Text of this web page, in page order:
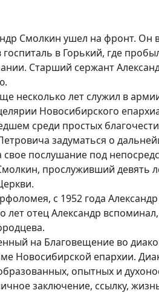
Смолкин ушел на фронт.
в Горький, где
Старший сержант
несколько лет служил в
Новосибирского
среди простых
задуматься о
послушание под
прослуживший
с 1952 года
отец Александр
на Благовещение во
Новосибирской епархии.
опытных и
заключение, ссылку,